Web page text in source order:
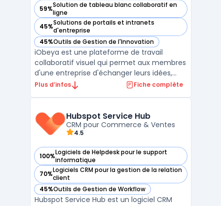
59%Solution de tableau blanc collaboratif en
ligne
— voir iObeya dans cette catégorie
45%Solutions de portails et intranets
d'entreprise
— voir iObeya dans cette catégorie
45%Outils de Gestion de l'Innovation
— voir iObeya dans cette catégorie
iObeya est une plateforme de travail
collaboratif visuel qui permet aux membres
d'une entreprise d'échanger leurs idées,
leurs connaissances et informations en
planification, la formation, la simulation,
etc. iObe ...
Plus d’infos Fiche complète
Hubspot Service Hub
CRM pour Commerce & Ventes
4.5
100%Logiciels de Helpdesk pour le support
informatique
— voir Hubspot Service Hub dans cette catégorie
70%Logiciels CRM pour la gestion de la relation
client
— voir Hubspot Service Hub dans cette catégorie
45%Outils de Gestion de Workflow
— voir Hubspot Service Hub dans cette catégorie
Hubspot Service Hub est un logiciel CRM